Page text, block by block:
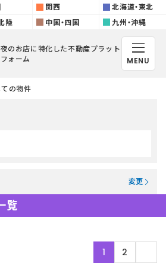
関西
北海道・東北
陸 中国・四国 九州・沖縄
夜のお店に特化した不動産プラット
フォーム
MENU
ての物件
変更
覧
1 2